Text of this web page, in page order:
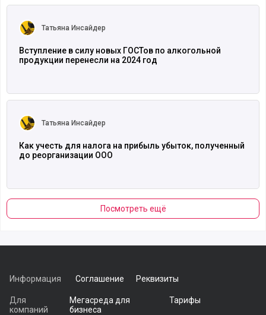
Татьяна Инсайдер
Вступление в силу новых ГОСТов по алкогольной
продукции перенесли на 2024 год
Татьяна Инсайдер
Как учесть для налога на прибыль убыток, полученный
до реорганизации ООО
Посмотреть ещё
Информация Соглашение Реквизиты
Для
компаний
Мегасреда для
бизнеса
Тарифы